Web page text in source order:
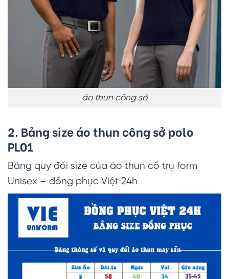
áo thun công sở
2. Bảng sizeáo thun công sở polo
PL01
Bảng quy đổi size của áo thun cổ trụ form
Unisex – đồng phục Việt 24h